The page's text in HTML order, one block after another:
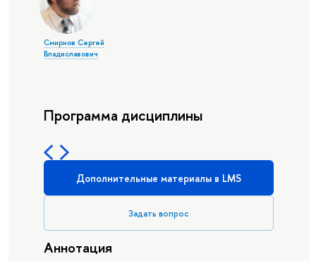
Смирнов Сергей
Владиславович
Программа дисциплины
Дополнительные материалы в LMS
Задать вопрос
Аннотация